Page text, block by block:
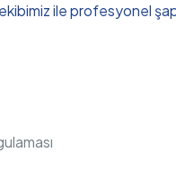
ile profesyonel